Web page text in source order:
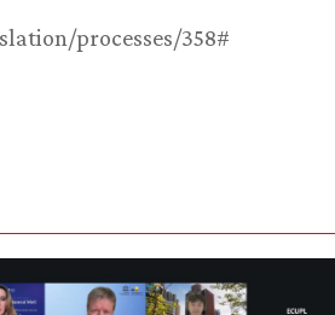
processes/358#